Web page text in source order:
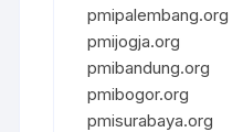
pmipalembang.org
pmijogja.org
pmibandung.org
pmibogor.org
pmisurabaya.org